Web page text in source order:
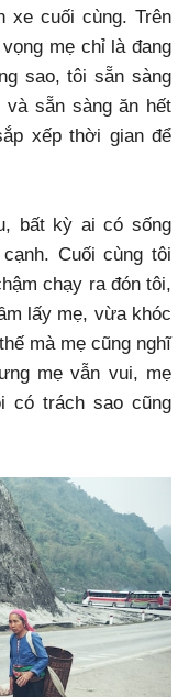
xe cuối cùng. Trên
mẹ chỉ là đang
sao, tôi sẵn sàng
và sẵn sàng ăn hết
xếp thời gian để
bất kỳ ai có sống
Cuối cùng tôi
chạy ra đón tôi,
lấy mẹ, vừa khóc
mà mẹ cũng nghĩ
mẹ vẫn vui, mẹ
có trách sao cũng